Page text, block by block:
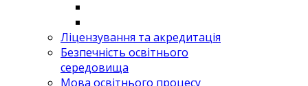
Ліцензування та акредитація
Безпечність освітнього
середовища
Мова освітнього процесу